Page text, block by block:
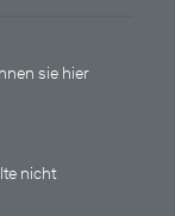
sie hier
nicht